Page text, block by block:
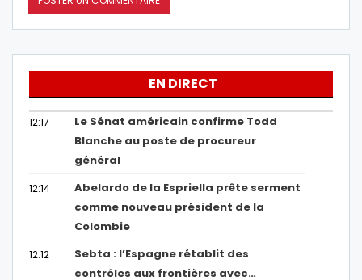
EN DIRECT
12:17
Le Sénat américain confirme Todd
Blanche au poste de procureur
général
12:14
Abelardo de la Espriella prête serment
comme nouveau président de la
Colombie
12:12
Sebta : l’Espagne rétablit des
contrôles aux frontières avec…